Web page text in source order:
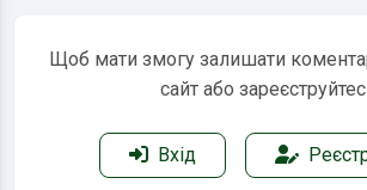
Щоб мати змогу залишати
сайт або
Вхід